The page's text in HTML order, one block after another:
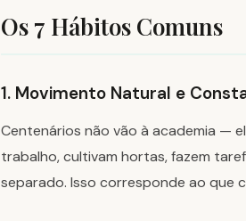
Os 7 Hábitos Comuns
1. Movimento Natural e
Centenários não vão à academia —
trabalho, cultivam hortas, fazem
separado. Isso corresponde ao que